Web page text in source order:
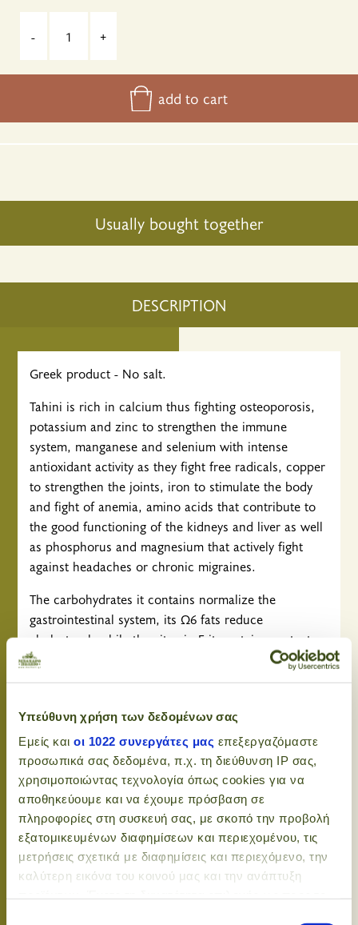
Υπεύθυνη χρήση των δεδομένων σας
Εμείς και οι 1022 συνεργάτες μας επεξεργαζόμαστε
προσωπικά σας δεδομένα, π.χ. τη διεύθυνση IP σας,
χρησιμοποιώντας τεχνολογία όπως cookies για να
αποθηκεύουμε και να έχουμε πρόσβαση σε
πληροφορίες στη συσκευή σας, με σκοπό την προβολή
εξατομικευμένων διαφημίσεων και περιεχομένου, τις
μετρήσεις σχετικά με διαφημίσεις και περιεχόμενο, την
καλύτερη εικόνα του κοινού μας και την ανάπτυξη
- +
add to cart
Usually bought together
DESCRIPTION
Greek product - No salt.
Tahini is rich in calcium thus fighting osteoporosis,
potassium and zinc to strengthen the immune
system, manganese and selenium with intense
antioxidant activity as they fight free radicals, copper
to strengthen the joints, iron to stimulate the body
and fight of anemia, amino acids that contribute to
the good functioning of the kidneys and liver as well
as phosphorus and magnesium that actively fight
against headaches or chronic migraines.
The carbohydrates it contains normalize the
gastrointestinal system, its Ω6 fats reduce
cholesterol, while the vitamin E it contains protects
the body from aging. Also, in research that has been
carried out, it was found that tahini has an anti-
on Alzheimer's, heart diseases, cataracts and
diabetes.
Properties:
It contributes to the protection of our body from
oxidizing agents, which are responsible for a number
of health problems, such as cardiovascular diseases,
diabetes and various forms of cancer.
~ Fights the creation of free radicals, which are